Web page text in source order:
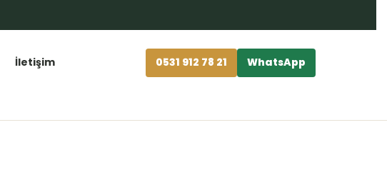
İletişim 0531 912 78 21 WhatsApp